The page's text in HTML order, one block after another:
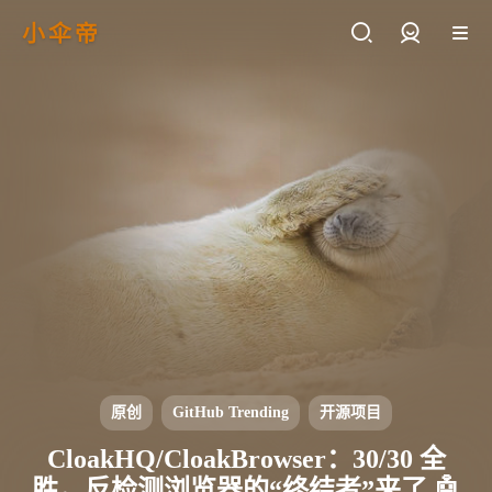
小伞帝
原创 GitHub Trending 开源项目
CloakHQ/CloakBrowser：30/30 全